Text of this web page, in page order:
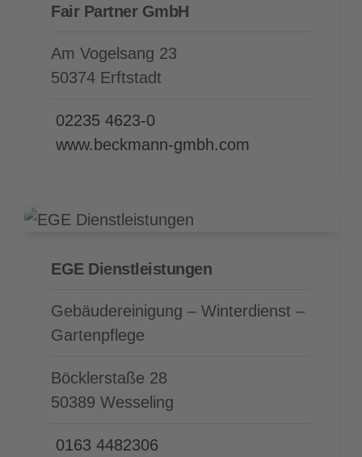
Fair Partner GmbH
Am Vogelsang 23
50374 Erftstadt
02235 4623-0
www.beckmann-gmbh.com
EGE Dienstleistungen
Gebäude­reinigung – Winterdienst –
Gartenpflege
Böcklerstaße 28
50389 Wesseling
0163 4482306